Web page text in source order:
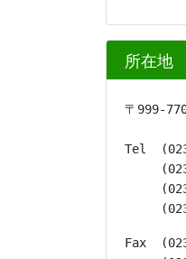
所在地
〒999-
Tel
Fax